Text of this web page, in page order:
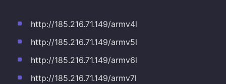
http://185.216.71.149/armv4l
http://185.216.71.149/armv5l
http://185.216.71.149/armv6l
http://185.216.71.149/armv7l